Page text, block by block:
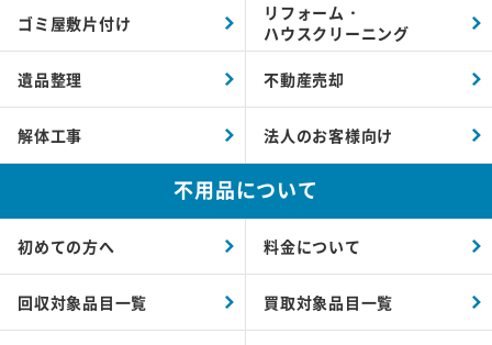
ゴミ屋敷片付け
リフォーム・
ハウスクリーニング
遺品整理 不動産売却
解体工事 法人のお客様向け
不用品について
初めての方へ 料金について
回収対象品目一覧 買取対象品目一覧